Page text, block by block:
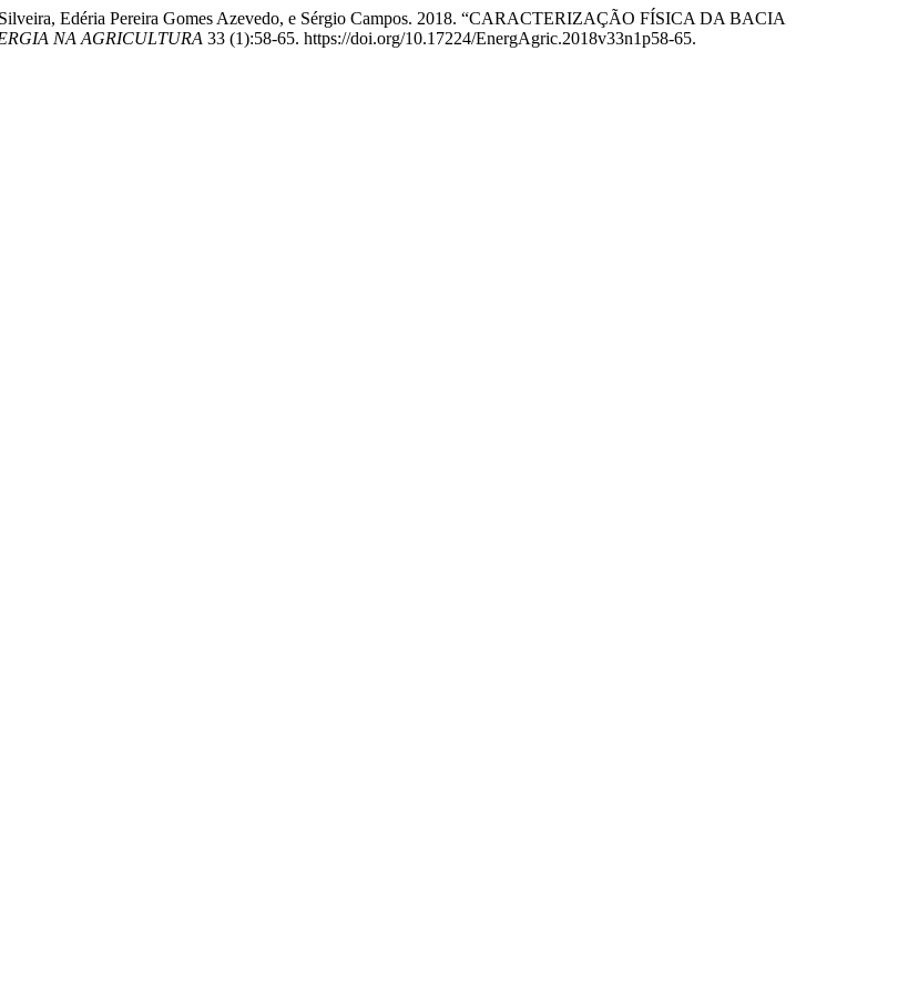
Edéria Pereira Gomes Azevedo, e Sérgio Campos. 2018. “CARACTERIZAÇÃO FÍSICA DA BACIA
NA AGRICULTURA 33 (1):58-65. https://doi.org/10.17224/EnergAgric.2018v33n1p58-65.